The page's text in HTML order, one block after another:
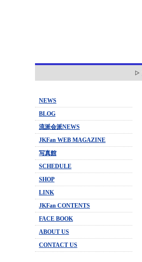
NEWS
BLOG
流派会派NEWS
JKFan WEB MAGAZINE
写真館
SCHEDULE
SHOP
LINK
JKFan CONTENTS
FACE BOOK
ABOUT US
CONTACT US